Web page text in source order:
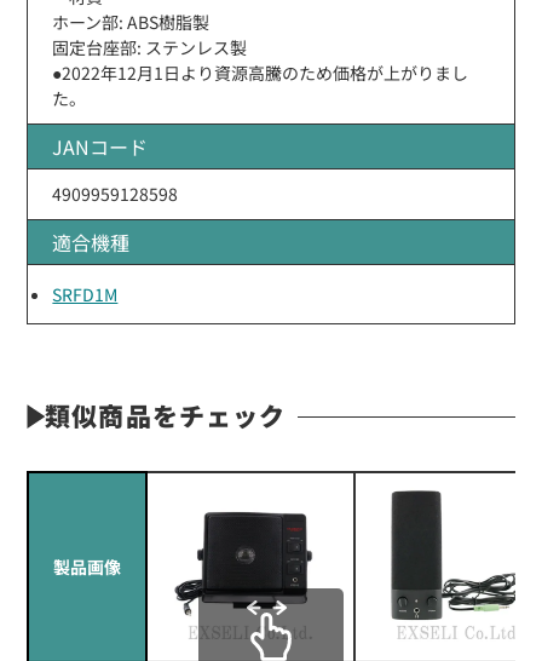
ホーン部: ABS樹脂製
固定台座部: ステンレス製
●2022年12月1日より資源高騰のため価格が上がりまし
た。
JANコード
4909959128598
適合機種
SRFD1M
類似商品をチェック
製品画像